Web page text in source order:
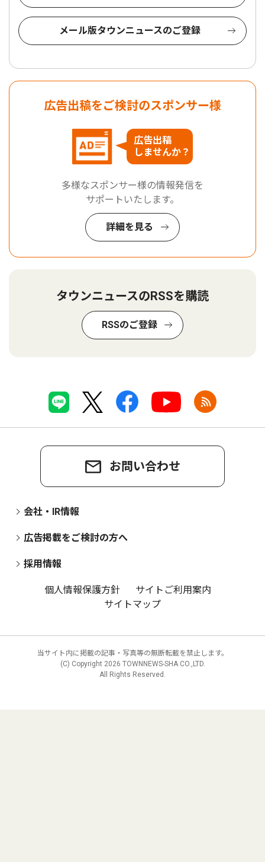
メール版タウンニュースのご登録
広告出稿をご検討のスポンサー様
広告出稿
しませんか？
多様なスポンサー様の情報発信を
サポートいたします。
詳細を見る
タウンニュースのRSSを購読
RSSのご登録
お問い合わせ
会社・IR情報
広告掲載をご検討の方へ
採用情報
個人情報保護方針
サイトご利用案内
サイトマップ
当サイト内に掲載の記事・写真等の無断転載を禁止します。
(C) Copyright 2026 TOWNNEWS-SHA CO.,LTD.
All Rights Reserved.